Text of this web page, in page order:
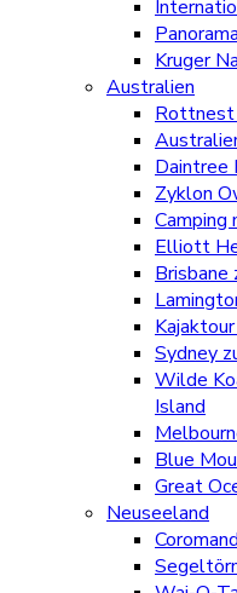
Kruger
Australien
Rottnest
Daintree
Zyklon
Camping
Elliott
Brisbane
Sydney
Wilde
Island
Blue
Great
Neuseeland